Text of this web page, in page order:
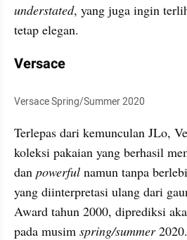
understated, yang juga ingin
tetap elegan.
Versace
Versace Spring/Summer 2020
Terlepas dari kemunculan JLo,
koleksi pakaian yang berhasil
dan powerful namun tanpa
yang diinterpretasi ulang dari
Award tahun 2000, diprediksi
pada musim spring/summer